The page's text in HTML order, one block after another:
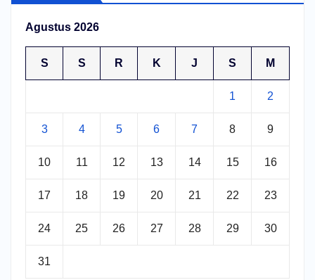
Agustus 2026
S S R K J S M
1 2
3 4 5 6 7 8 9
10 11 12 13 14 15 16
17 18 19 20 21 22 23
24 25 26 27 28 29 30
31